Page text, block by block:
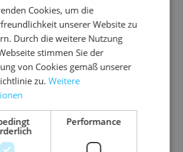
von Poly-Flachbeuteln. Mit seiner
ist dieser Verschließer
Dauereinsatz geeignet und
seine Langlebigkeit.
für den intensiven
und damit ideal für
breites Selbstklebeband ausgelegt
so für eine einfache und sichere
Cookies, um die
unserer Website zu
Durch die weitere Nutzung
stimmen Sie der
von Cookies gemäß unserer
zu.Weitere
Performance